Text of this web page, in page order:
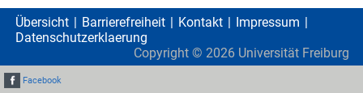
Übersicht Barrierefreiheit Kontakt
Impressum
Datenschutzerklaerung
Copyright © 2026 Universität Freiburg
Facebook